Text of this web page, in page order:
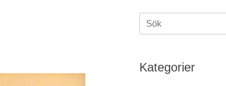
Sök
efter:
Kategorier